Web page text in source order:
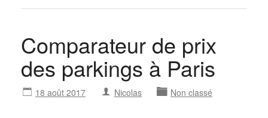
Comparateur de prix
des parkings à Paris
18 août 2017 Nicolas Non classé